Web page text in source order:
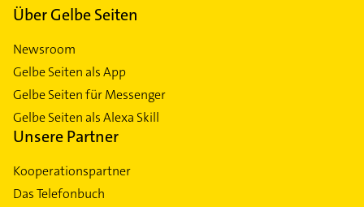
Über Gelbe Seiten
Newsroom
Gelbe Seiten als App
Gelbe Seiten für Messenger
Gelbe Seiten als Alexa Skill
Unsere Partner
Kooperationspartner
Das Telefonbuch